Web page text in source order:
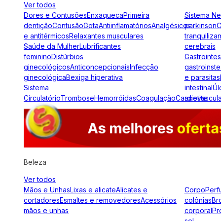
Ver todos
Dores e ContusõesEnxaquecaPrimeira
dentiçãoContusãoGotaAntiinflamatóriosAnalgésicos
e antitérmicosRelaxantes musculares
Saúde da MulherLubrificantes
femininoDistúrbios
ginecológicosAnticoncepcionaisInfecção
ginecológicaBexiga hiperativa
Sistema
CirculatórioTromboseHemorróidasCoagulação
Sistema
parkinson
cerebrais
e parasitas
intestinal
apetite
Beleza
Ver todos
Mãos e UnhasLixas e alicateAlicates e
cortadoresEsmaltes e removedoresAcessórios
mãos e unhas
Corpo
colônias
corporal